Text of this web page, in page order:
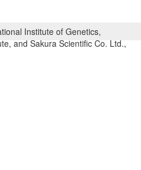
Institute of Genetics,
and Sakura Scientific Co. Ltd.,